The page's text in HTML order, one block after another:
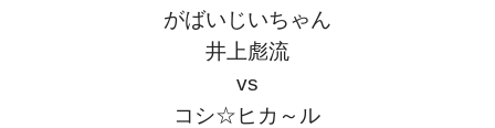
がばいじいちゃん
井上彪流
vs
コシ☆ヒカ～ル